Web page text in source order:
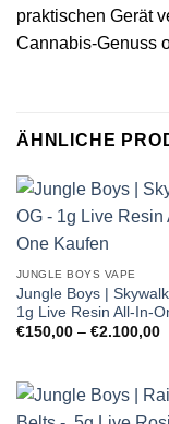
praktischen Gerät
Cannabis‑Genuss
ÄHNLICHE
JUNGLE BOYS VAPE
Jungle Boys |
1g Live Resin All-In-
€150,00 – €2.100,00